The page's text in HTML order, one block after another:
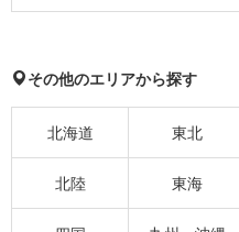
その他のエリアから探す
北海道 東北
北陸 東海